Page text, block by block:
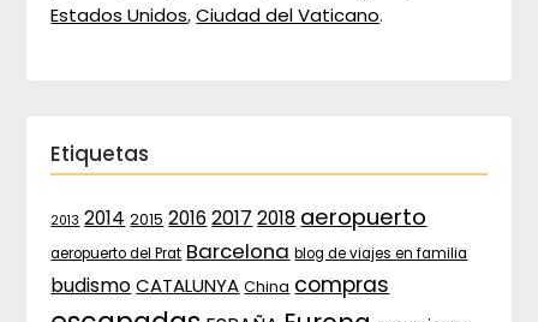
Estados Unidos,Ciudad del Vaticano.
Etiquetas
2013 2014 2015 2016 2017 2018 aeropuerto
aeropuerto del Prat Barcelona blog de viajes en familia
budismo CATALUNYA China compras